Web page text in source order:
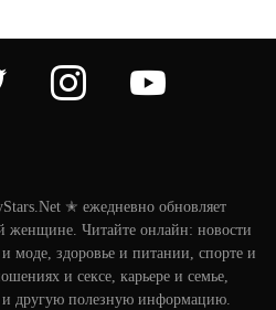
instagram youtube
✭ ежедневно обновляет
женщине. Читайте онлайн: новости
и моде, здоровье и питании, спорте и
и сексе, карьере и семье,
и другую полезную информацию.